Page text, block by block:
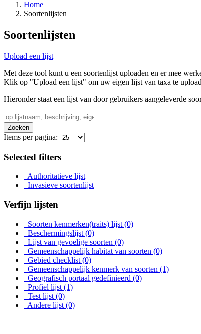
Home
Soortenlijsten
Soortenlijsten
Upload een lijst
Met deze tool kunt u een soortenlijst uploaden en er mee
Klik op "Upload een lijst" om uw eigen lijst van taxa te
Hieronder staat een lijst van door gebruikers aangeleverde
Zoeken
Items per pagina:
Selected filters
Authoritatieve lijst
Invasieve soortenlijst
Verfijn lijsten
Soorten kenmerken(traits) lijst (0)
Beschermingslijst (0)
Lijst van gevoelige soorten (0)
Gemeenschappelijk habitat van soorten (0)
Gebied checklist (0)
Gemeenschappelijk kenmerk van soorten (1)
Geografisch portaal gedefinieerd (0)
Profiel lijst (1)
Test lijst (0)
Andere lijst (0)